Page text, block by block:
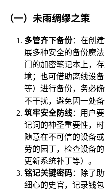
（一）未雨绸缪之策
多管齐下备份：在创
展多种安全的备份魔
门的加密笔记本上，
境；也可借助离线设
等）进行备份，务必
不干扰，避免因一处
筑牢安全防线：用户
记词的神圣重要性，
随意在不可信的设备
劳的园丁，检查设备
更新系统补丁等）。
铭记关键密码：除了
细心的史官，记录钱